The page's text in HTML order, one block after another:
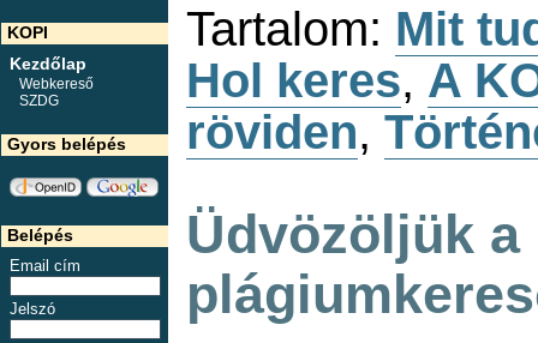
KOPI
Kezdőlap
Webkereső
SZDG
Gyors belépés
Belépés
Email cím
Jelszó
Tartalom: Mit
Hol keres, A
röviden,
Üdvözöljük a